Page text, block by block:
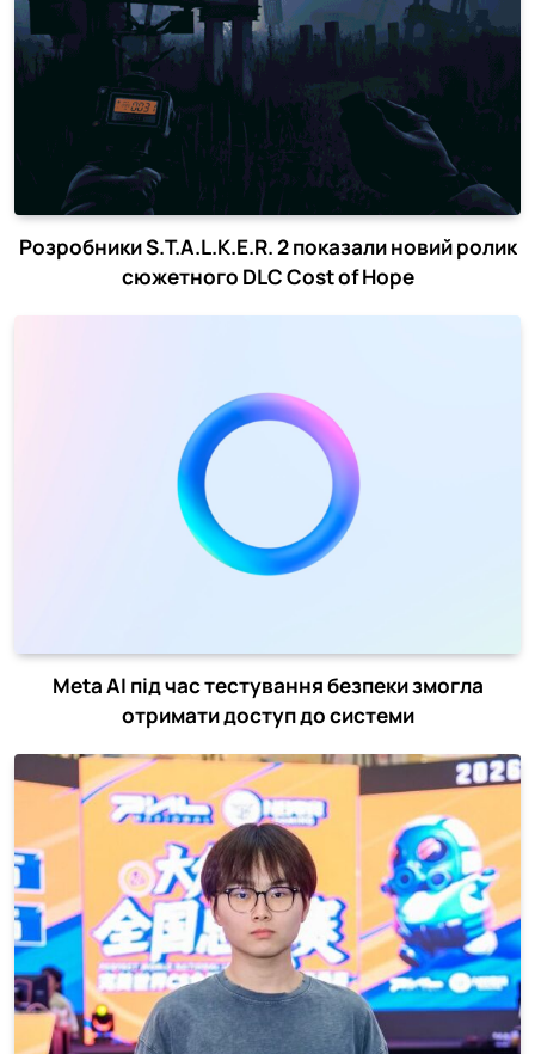
Розробники S.T.A.L.K.E.R. 2 показали новий ролик
сюжетного DLC Cost of Hope
Meta AI під час тестування безпеки змогла
отримати доступ до системи